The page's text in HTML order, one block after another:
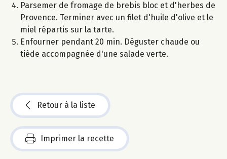
Parsemer de fromage de brebis bloc et d'herbes de
Provence. Terminer avec un filet d'huile d'olive et le
miel répartis sur la tarte.
Enfourner pendant 20 min. Déguster chaude ou
tiède accompagnée d'une salade verte.
Retour à la liste
Imprimer la recette